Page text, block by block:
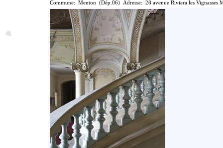
Commune: Menton (Dép.06) Adresse: 28 avenue Riviera les